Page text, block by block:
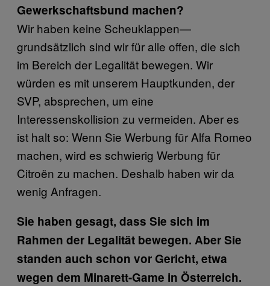
Gewerkschaftsbund machen?
Wir haben keine Scheuklappen—
grundsätzlich sind wir für alle offen, die sich
im Bereich der Legalität bewegen. Wir
würden es mit unserem Hauptkunden, der
SVP, absprechen, um eine
Interessenskollision zu vermeiden. Aber es
ist halt so: Wenn Sie Werbung für Alfa Romeo
machen, wird es schwierig Werbung für
Citroën zu machen. Deshalb haben wir da
wenig Anfragen.
Sie haben gesagt, dass Sie sich im
Rahmen der Legalität bewegen. Aber Sie
standen auch schon vor Gericht, etwa
wegen dem Minarett-Game in Österreich.